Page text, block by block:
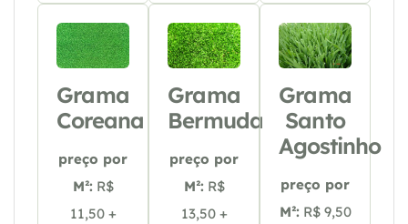
Grama
Coreana
preço por
M²: R$
11,50 +
Grama
Bermuda
preço por
M²: R$
13,50 +
Grama
Santo
Agostinho
preço por
M²: R$ 9,50